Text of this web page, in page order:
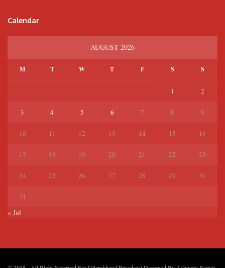
Calendar
AUGUST 2026
M T W T F S S
1 2
3 4 5 6 7 8 9
10 11 12 13 14 15 16
17 18 19 20 21 22 23
24 25 26 27 28 29 30
31
« Jul